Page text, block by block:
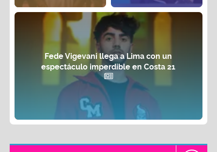
Fede Vigevani llega a Lima con un
espectáculo imperdible en Costa 21